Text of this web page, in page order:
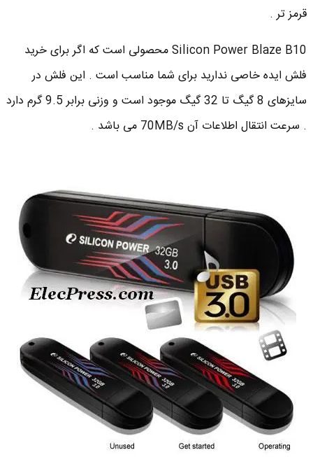
قرمز تر .
Silicon Power Blaze B10 محصولی است که اگر برای خرید
فلش ایده خاصی ندارید برای شما مناسب است . این فلش در
سایزهای 8 گیگ تا 32 گیگ موجود است و وزنی برابر 9.5 گرم دارد
. سرعت انتقال اطلاعات آن 70MB/s می باشد .